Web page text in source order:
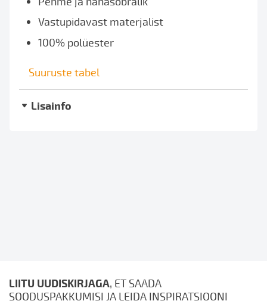
Vastupidavast materjalist
100% polüester
Suuruste tabel
Lisainfo
LIITU UUDISKIRJAGA, ET SAADA
SOODUSPAKKUMISI JA LEIDA INSPIRATSIOONI